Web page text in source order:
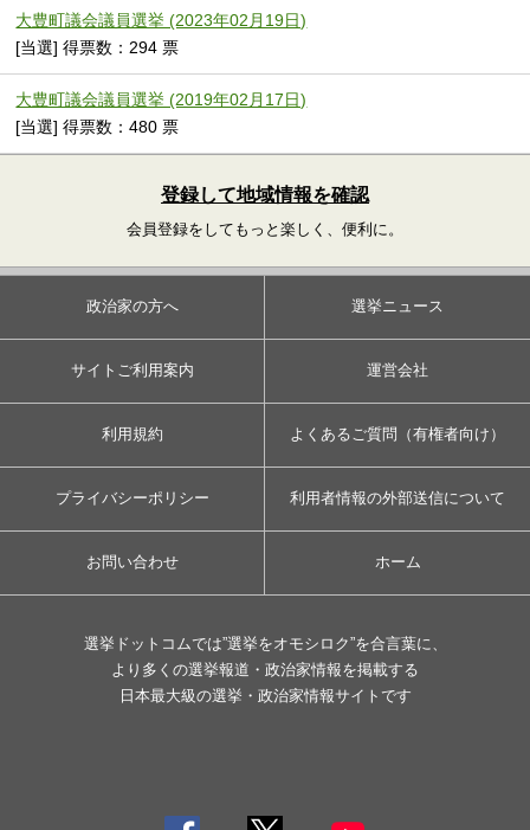
大豊町議会議員選挙 (2023年02月19日)
[当選] 得票数：294 票
大豊町議会議員選挙 (2019年02月17日)
[当選] 得票数：480 票
登録して地域情報を確認
会員登録をしてもっと楽しく、便利に。
政治家の方へ 選挙ニュース
サイトご利用案内 運営会社
利用規約 よくあるご質問（有権者向け）
プライバシーポリシー 利用者情報の外部送信について
お問い合わせ ホーム
選挙ドットコムでは”選挙をオモシロク”を合言葉に、
より多くの選挙報道・政治家情報を掲載する
日本最大級の選挙・政治家情報サイトです